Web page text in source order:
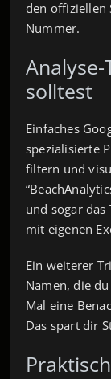
den offiziellen
Nummer.
solltest
Einfaches
spezialisierte
filtern und
und sogar
mit eigenen
Ein weiterer
Namen, die
Mal eine
Das spart dir